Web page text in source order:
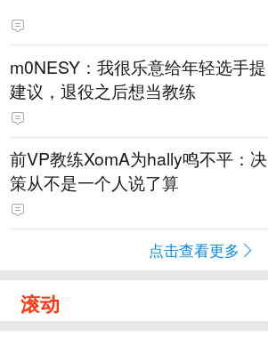
m0NESY：我很乐意给年轻选手提
建议，退役之后想当教练
前VP教练XomA为hally鸣不平：决
策从不是一个人说了算
点击查看更多
滚动